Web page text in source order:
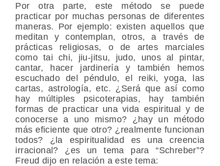
Por otra parte, este método se puede
practicar por muchas personas de diferentes
maneras. Por ejemplo: existen aquellos que
meditan y contemplan, otros, a través de
prácticas religiosas, o de artes marciales
como tai chi, jiu-jitsu, judo, unos al pintar,
cantar, hacer jardinería y también hemos
escuchado del péndulo, el reiki, yoga, las
cartas, astrología, etc. ¿Será que así como
hay múltiples psicoterapias, hay también
formas de practicar una vida espiritual y de
conocerse a uno mismo? ¿hay un método
más eficiente que otro? ¿realmente funcionan
todos? ¿la espiritualidad es una creencia
irracional? ¿es un tema para “Schreber”?
Freud dijo en relación a este tema: